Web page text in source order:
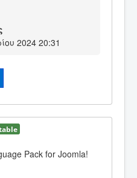
2024 20:31
Pack for Joomla!